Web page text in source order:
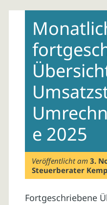
content
e 2025
Veröffentlicht am3.
Steuerberater
Fortgeschriebene